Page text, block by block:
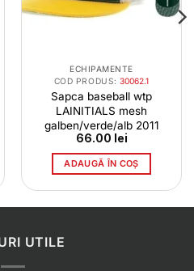
ECHIPAMENTE
COD PRODUS:30062.1
Sapca baseball wtp
LAINITIALS mesh
galben/verde/alb 2011
66.00 lei
ADAUGĂ ÎN COȘ
UTILE